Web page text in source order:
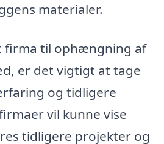
materialer.
firma til ophængning af
er det vigtigt at tage
og tidligere
vil kunne vise
tidligere projekter og